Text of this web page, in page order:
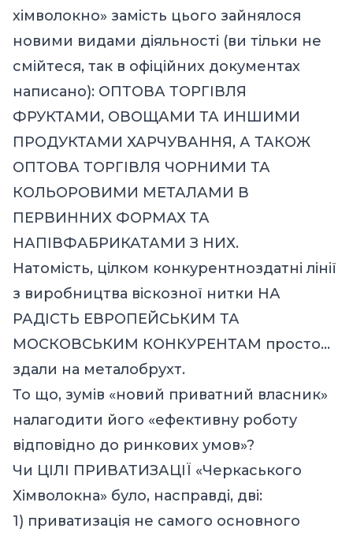
хiмволокно» замість цього зайнялося
новими видами діяльності (ви тільки не
смійтеся, так в офіційних документах
написано): ОПТОВА ТОРГIВЛЯ
ФРУКТАМИ, ОВОЩАМИ ТА ИНШИМИ
ПРОДУКТАМИ ХАРЧУВАННЯ, А ТАКОЖ
ОПТОВА ТОРГIВЛЯ ЧОРНИМИ ТА
КОЛЬОРОВИМИ МЕТАЛАМИ В
ПЕРВИННИХ ФОРМАХ ТА
НАПIВФАБРИКАТАМИ З НИХ.
Натомість, цілком конкурентноздатні лінії
з виробництва віскозної нитки НА
РАДІСТЬ ЕВРОПЕЙСЬКИМ ТА
МОСКОВСЬКИМ КОНКУРЕНТАМ просто…
здали на металобрухт.
То що, зумів «новий приватний власник»
налагодити його «ефективну роботу
відповідно до ринкових умов»?
Чи ЦІЛІ ПРИВАТИЗАЦІЇ «Черкаського
Хімволокна» було, насправді, дві:
1) приватизація не самого основного